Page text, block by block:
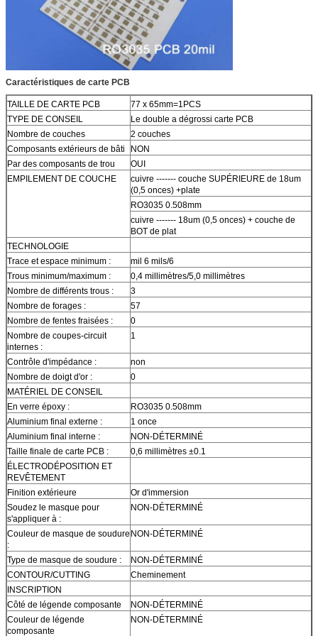
Caractéristiques de carte PCB
TAILLE DE CARTE PCB
77 x 65mm=1PCS
TYPE DE CONSEIL
Le double a dégrossi carte PCB
Nombre de couches
2 couches
Composants extérieurs de bâti
NON
Par des composants de trou
OUI
EMPILEMENT DE COUCHE
cuivre ------- couche SUPÉRIEURE de 18um
(0,5 onces) +plate
RO3035 0.508mm
cuivre ------- 18um (0,5 onces) + couche de
BOT de plat
TECHNOLOGIE
Trace et espace minimum :
mil 6 mils/6
Trous minimum/maximum :
0,4 millimètres/5,0 millimètres
Nombre de différents trous :
3
Nombre de forages :
57
Nombre de fentes fraisées :
0
Nombre de coupes-circuit
internes :
1
Contrôle d'impédance :
non
Nombre de doigt d'or :
0
MATÉRIEL DE CONSEIL
En verre époxy :
RO3035 0.508mm
Aluminium final externe :
1 once
Aluminium final interne :
NON-DÉTERMINÉ
Taille finale de carte PCB :
0,6 millimètres ±0.1
ÉLECTRODÉPOSITION ET
REVÊTEMENT
Finition extérieure
Or d'immersion
Soudez le masque pour
s'appliquer à :
NON-DÉTERMINÉ
Couleur de masque de soudure
:
NON-DÉTERMINÉ
Type de masque de soudure :
NON-DÉTERMINÉ
CONTOUR/CUTTING
Cheminement
INSCRIPTION
Côté de légende composante
NON-DÉTERMINÉ
Couleur de légende
composante
NON-DÉTERMINÉ